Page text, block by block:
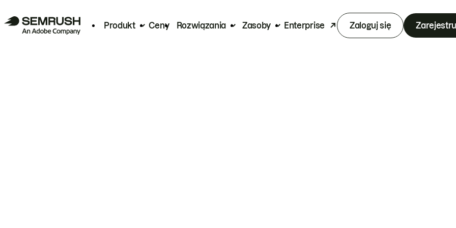
Produkt Ceny Rozwiązania Zasoby Enterprise Zaloguj się